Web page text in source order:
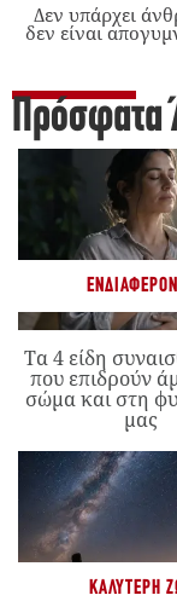
Δεν υπάρχει
δεν είναι
Πρόσφατα
Τα 4 είδη
που επιδρούν
σώμα και στη
μας
ΚΑΛΎΤΕΡΗ